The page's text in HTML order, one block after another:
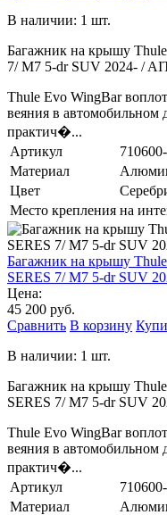
В наличии: 1 шт.
Багажник на крышу
7/ M7 5-dr SUV 2024- /
Thule Evo WingBar
веяния в автомобильном
практич�...
Артикул
Материал
Цвет
Место крепления на
Багажник на крышу
SERES 7/ M7 5-dr SUV
Цена:
45 200 руб.
Сравнить В корзину
В наличии: 1 шт.
Багажник на крышу
SERES 7/ M7 5-dr SUV
Thule Evo WingBar
веяния в автомобильном
практич�...
Артикул
Материал